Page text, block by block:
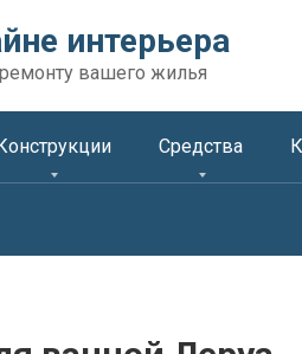
интерьера
вашего жилья
Средства